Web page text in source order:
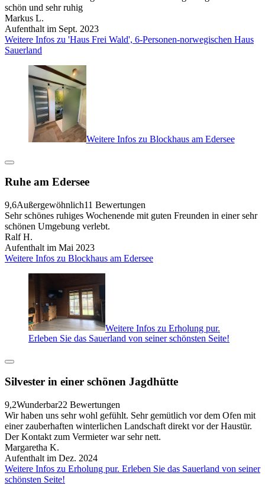
schön und sehr ruhig
Markus L.
Aufenthalt im Sept. 2023
Weitere Infos zu 'Haus Frei Wald', 6-Personen-norwegischen Haus
Sauerland
Weitere Infos zu Blockhaus am Edersee
Ruhe am Edersee
9,6Außergewöhnlich11 Bewertungen
Sehr schönes ruhiges Wochenende mit guten Freunden in einer sehr
schönen Umgebung verlebt.
Ralf H.
Aufenthalt im Mai 2023
Weitere Infos zu Blockhaus am Edersee
Weitere Infos zu Erholung pur.
Erleben Sie das Sauerland von seiner schönsten Seite!
Silvester in einer schönen Jagdhütte
9,2Wunderbar22 Bewertungen
Wir haben uns sehr wohl gefühlt. Sehr gemütlich vor dem Ofen mit
einer zauberhaften winterlichen Landschaft direkt vor der Haustür.
Der Kontakt zum Vermieter war sehr nett.
Margaretha K.
Aufenthalt im Dez. 2024
Weitere Infos zu Erholung pur. Erleben Sie das Sauerland von seiner
schönsten Seite!